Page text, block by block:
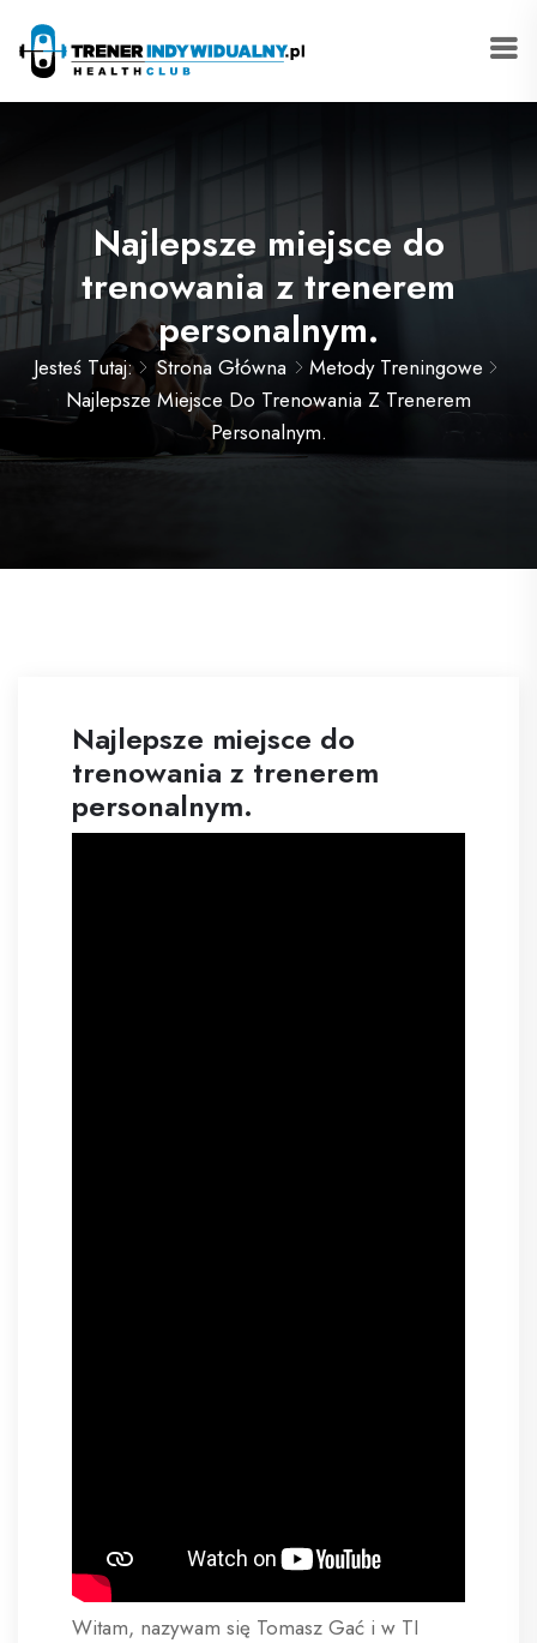
Najlepsze miejsce do
trenowania z trenerem
personalnym.
Jesteś Tutaj: Strona Główna
Metody Treningowe
Najlepsze Miejsce Do Trenowania Z Trenerem
Personalnym.
Najlepsze miejsce do
trenowania z trenerem
personalnym.
Witam, nazywam się Tomasz Gać i w TI